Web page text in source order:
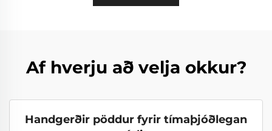
Af hverju að velja okkur?
Handgerðir pöddur fyrir tímaþjóðlegan